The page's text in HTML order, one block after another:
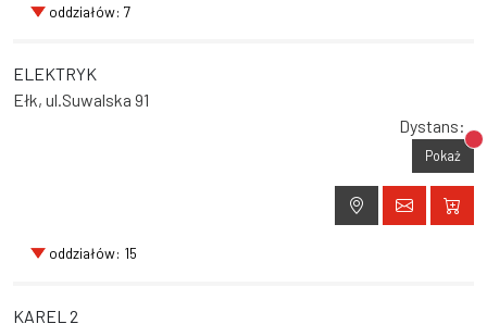
oddziałów: 7
ELEKTRYK
Ełk, ul.Suwalska 91
Dystans:
Pokaż
oddziałów: 15
KAREL 2